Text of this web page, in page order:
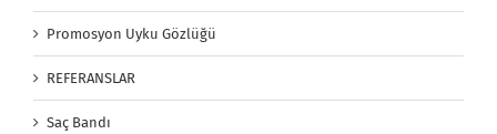
Promosyon Uyku Gözlüğü
REFERANSLAR
Saç Bandı